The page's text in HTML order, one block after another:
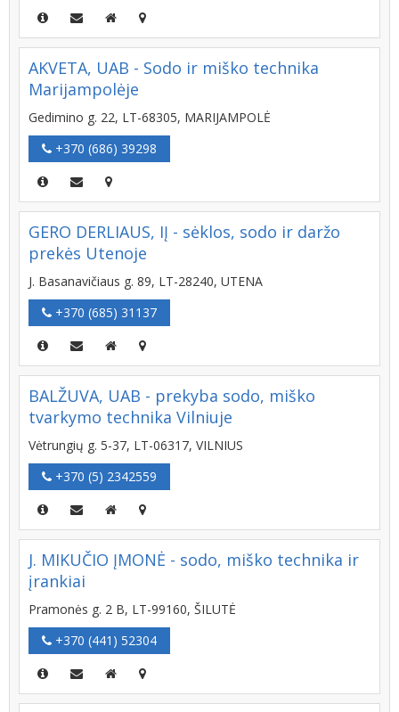
AKVETA, UAB - Sodo ir miško technika
Marijampolėje
Gedimino g. 22, LT-68305, MARIJAMPOLĖ
+370 (686) 39298
GERO DERLIAUS, IĮ - sėklos, sodo ir daržo
prekės Utenoje
J. Basanavičiaus g. 89, LT-28240, UTENA
+370 (685) 31137
BALŽUVA, UAB - prekyba sodo, miško
tvarkymo technika Vilniuje
Vėtrungių g. 5-37, LT-06317, VILNIUS
+370 (5) 2342559
J. MIKUČIO ĮMONĖ - sodo, miško technika ir
įrankiai
Pramonės g. 2 B, LT-99160, ŠILUTĖ
+370 (441) 52304